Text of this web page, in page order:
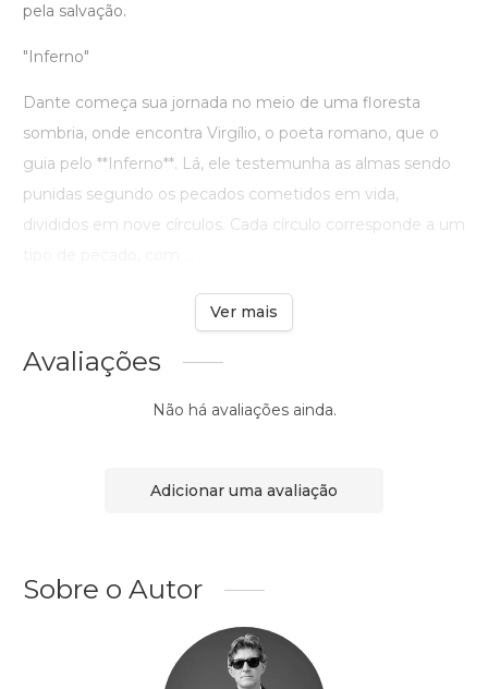
pela salvação.
"Inferno"
Dante começa sua jornada no meio de uma floresta
sombria, onde encontra Virgílio, o poeta romano, que o
guia pelo **Inferno**. Lá, ele testemunha as almas sendo
punidas segundo os pecados cometidos em vida,
divididos em nove círculos. Cada círculo corresponde a um
Ver mais
Avaliações
Não há avaliações ainda.
Adicionar uma avaliação
Sobre o Autor